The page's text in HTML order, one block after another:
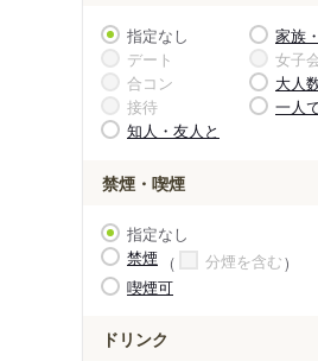
指定なし
家族
デート
女子
合コン
大人
接待
一人
知人・友人と
禁煙・喫煙
指定なし
禁煙
分煙を含む
喫煙可
ドリンク